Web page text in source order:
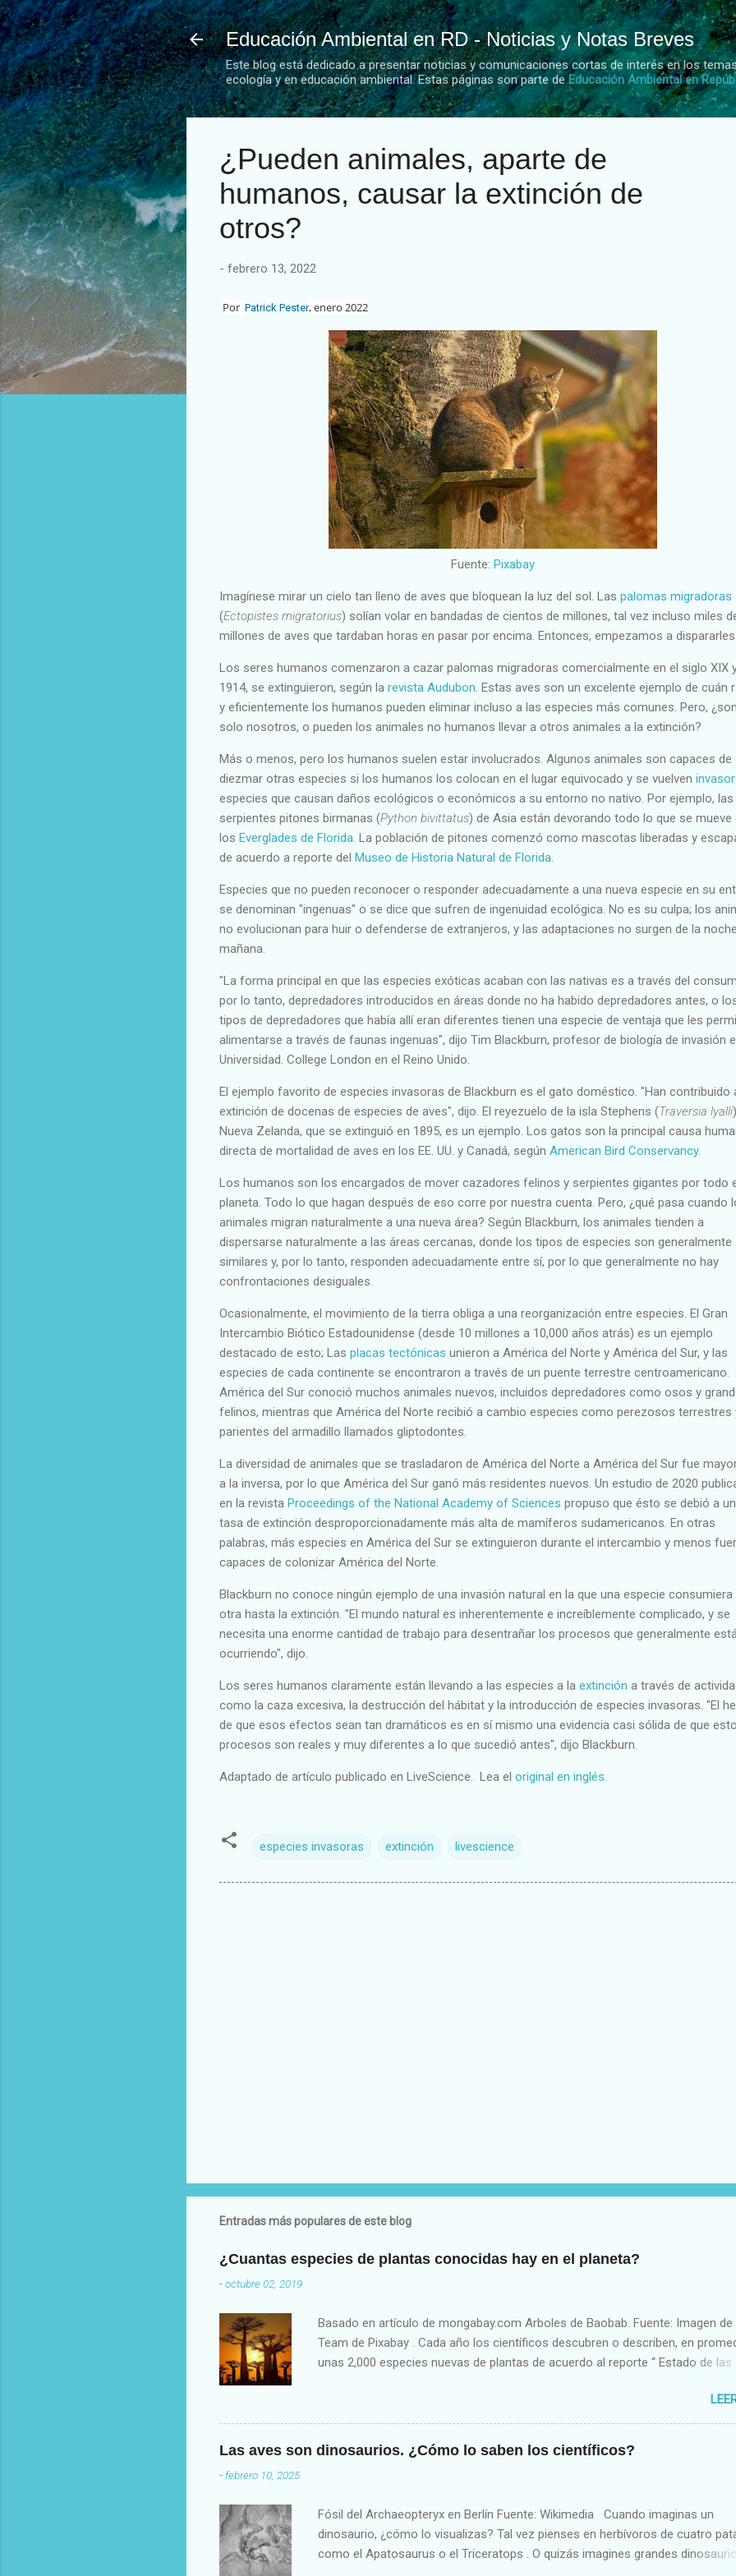
Ir al contenido principal
Educación Ambiental en RD - Noticias y Notas Breves
Este blog está dedicado a presentar noticias y comunicaciones cortas de interés en los
ecología y en educación ambiental. Estas páginas son parte deEducación Ambiental en
¿Pueden animales, aparte de
humanos, causar la extinción de
otros?
- febrero 13, 2022
Por Patrick Pester, enero 2022
Fuente: Pixabay
Imagínese mirar un cielo tan lleno de aves que bloquean la luz del sol. Las palomas migradoras
(Ectopistes migratorius) solían volar en bandadas de cientos de millones, tal vez incluso miles
millones de aves que tardaban horas en pasar por encima. Entonces, empezamos a dispararles.
Los seres humanos comenzaron a cazar palomas migradoras comercialmente en el siglo XIX
1914, se extinguieron, según la revista Audubon . Estas aves son un excelente ejemplo de cuán
y eficientemente los humanos pueden eliminar incluso a las especies más comunes. Pero,
solo nosotros, o pueden los animales no humanos llevar a otros animales a la extinción?
Más o menos, pero los humanos suelen estar involucrados. Algunos animales son capaces de
diezmar otras especies si los humanos los colocan en el lugar equivocado y se vuelven
especies que causan daños ecológicos o económicos a su entorno no nativo. Por ejemplo, las
serpientes pitones birmanas (Python bivittatus) de Asia están devorando todo lo que se mueve
los Everglades de Florida . La población de pitones comenzó como mascotas liberadas y
de acuerdo a reporte del Museo de Historia Natural de Florida
Especies que no pueden reconocer o responder adecuadamente a una nueva especie en su
se denominan "ingenuas" o se dice que sufren de ingenuidad ecológica. No es su culpa; los
no evolucionan para huir o defenderse de extranjeros, y las adaptaciones no surgen de la
mañana.
"La forma principal en que las especies exóticas acaban con las nativas es a través del
por lo tanto, depredadores introducidos en áreas donde no ha habido depredadores antes, o
tipos de depredadores que había allí eran diferentes tienen una especie de ventaja que les
alimentarse a través de faunas ingenuas", dijo Tim Blackburn, profesor de biología de invasión
Universidad. College London en el Reino Unido.
El ejemplo favorito de especies invasoras de Blackburn es el gato doméstico. "Han contribuido
extinción de docenas de especies de aves", dijo. El reyezuelo de la isla Stephens (Traversia lyalli
Nueva Zelanda, que se extinguió en 1895, es un ejemplo. Los gatos son la principal causa
directa de mortalidad de aves en los EE. UU. y Canadá, según American Bird Conservancy.
Los humanos son los encargados de mover cazadores felinos y serpientes gigantes por todo
planeta. Todo lo que hagan después de eso corre por nuestra cuenta. Pero, ¿qué pasa cuando
animales migran naturalmente a una nueva área? Según Blackburn, los animales tienden a
dispersarse naturalmente a las áreas cercanas, donde los tipos de especies son generalmente
similares y, por lo tanto, responden adecuadamente entre sí, por lo que generalmente no hay
confrontaciones desiguales.
Ocasionalmente, el movimiento de la tierra obliga a una reorganización entre especies. El Gran
Intercambio Biótico Estadounidense (desde 10 millones a 10,000 años atrás) es un ejemplo
destacado de esto; Las placas tectónicas unieron a América del Norte y América del Sur, y las
especies de cada continente se encontraron a través de un puente terrestre centroamericano.
América del Sur conoció muchos animales nuevos, incluidos depredadores como osos y
felinos, mientras que América del Norte recibió a cambio especies como perezosos terrestres
parientes del armadillo llamados gliptodontes.
La diversidad de animales que se trasladaron de América del Norte a América del Sur fue
a la inversa, por lo que América del Sur ganó más residentes nuevos. Un estudio de 2020
en la revista Proceedings of the National Academy of Sciences propuso que ésto se debió a
tasa de extinción desproporcionadamente más alta de mamíferos sudamericanos. En otras
palabras, más especies en América del Sur se extinguieron durante el intercambio y menos
capaces de colonizar América del Norte.
Blackburn no conoce ningún ejemplo de una invasión natural en la que una especie consumiera
otra hasta la extinción. "El mundo natural es inherentemente e increíblemente complicado, y se
necesita una enorme cantidad de trabajo para desentrañar los procesos que generalmente
ocurriendo", dijo.
Los seres humanos claramente están llevando a las especies a la extinción a través de
como la caza excesiva, la destrucción del hábitat y la introducción de especies invasoras. "El
de que esos efectos sean tan dramáticos es en sí mismo una evidencia casi sólida de que
procesos son reales y muy diferentes a lo que sucedió antes", dijo Blackburn.
Adaptado de artículo publicado en LiveScience. Lea el original en inglés.
especies invasoras extinción livescience
Entradas más populares de este blog
¿Cuantas especies de plantas conocidas hay en el planeta?
-octubre 02, 2019
Basado en artículo de mongabay.com Arboles de Baobab. Fuente: Imagen de
Team de Pixabay . Cada año los científicos descubren o describen, en
unas 2,000 especies nuevas de plantas de acuerdo al reporte “ Estado de las
Royal Botanic Garden en Kew, Londres, Inglaterra. Los países donde más se
descubren nuevas especies son Brasil, Australia y China. En total (hasta el
reporte de 2017) existen unas 391,000 plantas vasculares actualmente
para la ciencia. De éstas, un 94%, o unas 369,000 especies, son angiospermas
de ganado, material de construcción, etc. Como se muestra en la siguiente
Número de plantas conocidas usadas por los humanos en las dif...
Las aves son dinosaurios. ¿Cómo lo saben los científicos?
- febrero 10, 2025
Fósil del Archaeopteryx en Berlín Fuente: Wikimedia Cuando imaginas un
dinosaurio, ¿cómo lo visualizas? Tal vez pienses en herbívoros de cuatro
como el Apatosaurus o el Triceratops . O quizás imagines grandes